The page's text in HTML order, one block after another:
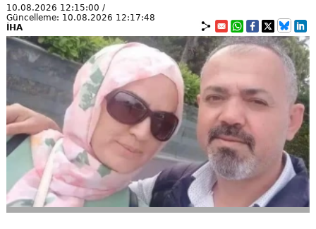
10.08.2026 12:15:00 /
Güncelleme: 10.08.2026 12:17:48
İHA